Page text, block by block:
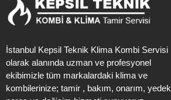
İstanbul Kepsil Teknik Klima Kombi Servisi
olarak alanında uzman ve profesyonel
ekibimizle tüm markalardaki klima ve
kombilerinize; tamir , bakım, onarım, yedek